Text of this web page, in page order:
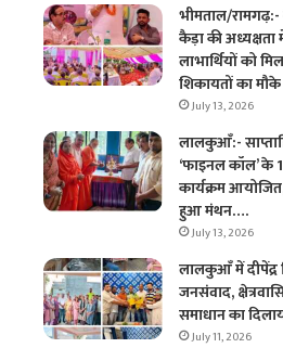
भीमताल/रामगढ़:-
कैड़ा की
लाभार्थियों को
शिकायतों का
July 13, 2026
लालकुआँ:-
‘फाइनल कॉल’ के
कार्यक्रम आयोजित,
हुआ मंथन….
July 13, 2026
लालकुआँ में दीपेंद्र
जनसंवाद,
समाधान का
July 11, 2026